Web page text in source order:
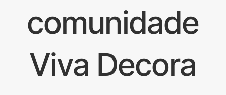
comunidade
Viva Decora